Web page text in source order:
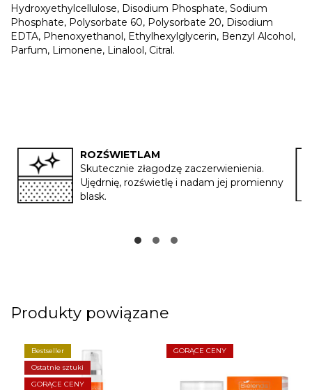
Hydroxyethylcellulose, Disodium Phosphate, Sodium
Phosphate, Polysorbate 60, Polysorbate 20, Disodium
EDTA, Phenoxyethanol, Ethylhexylglycerin, Benzyl Alcohol,
Parfum, Limonene, Linalool, Citral.
ROZŚWIETLAM
Skutecznie złagodzę zaczerwienienia.
Ujędrnię, rozświetlę i nadam jej promienny
blask.
Produkty powiązane
Bestseller
Ostatnie sztuki
GORĄCE CENY
GORĄCE CENY